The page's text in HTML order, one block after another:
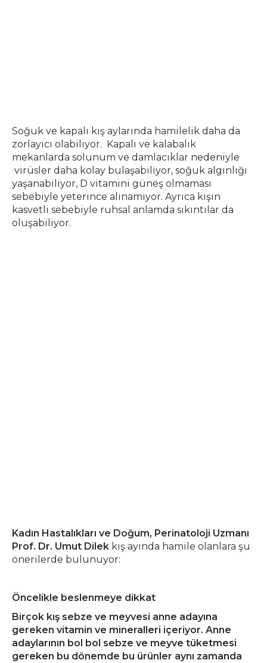
Soğuk ve kapalı kış aylarında hamilelik daha da
zorlayıcı olabiliyor. Kapalı ve kalabalık
mekanlarda solunum ve damlacıklar nedeniyle
virüsler daha kolay bulaşabiliyor, soğuk algınlığı
yaşanabiliyor, D vitamini güneş olmaması
sebebiyle yeterince alınamıyor. Ayrıca kışın
kasvetli sebebiyle ruhsal anlamda sıkıntılar da
oluşabiliyor.
Kadın Hastalıkları ve Doğum, Perinatoloji Uzmanı
Prof. Dr. Umut Dilek kış ayında hamile olanlara şu
önerilerde bulunuyor:
Öncelikle beslenmeye dikkat
Birçok kış sebze ve meyvesi anne adayına
gereken vitamin ve mineralleri içeriyor. Anne
adaylarının bol bol sebze ve meyve tüketmesi
gereken bu dönemde bu ürünler aynı zamanda